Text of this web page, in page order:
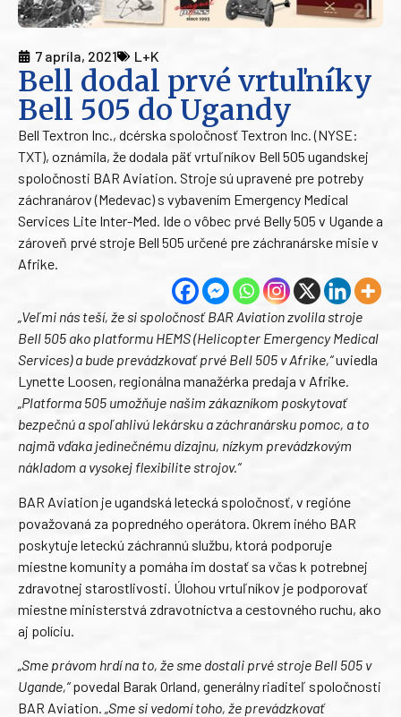
7 apríla, 2021 L+K
Bell dodal prvé vrtuľníky
Bell 505 do Ugandy
Bell Textron Inc., dcérska spoločnosť Textron Inc. (NYSE:
TXT), oznámila, že dodala päť vrtuľníkov Bell 505 ugandskej
spoločnosti BAR Aviation. Stroje sú upravené pre potreby
záchranárov (Medevac) s vybavením Emergency Medical
Services Lite Inter-Med. Ide o vôbec prvé Belly 505 v Ugande a
zároveň prvé stroje Bell 505 určené pre záchranárske misie v
Afrike.
„Veľmi nás teší, že si spoločnosť BAR Aviation zvolila stroje
Bell 505 ako platformu HEMS (Helicopter Emergency Medical
Services) a bude prevádzkovať prvé Bell 505 v Afrike,“uviedla
Lynette Loosen, regionálna manažérka predaja v Afrike.
„Platforma 505 umožňuje našim zákazníkom poskytovať
bezpečnú a spoľahlivú lekársku a záchranársku pomoc, a to
najmä vďaka jedinečnému dizajnu, nízkym prevádzkovým
nákladom a vysokej flexibilite strojov.“
BAR Aviation je ugandská letecká spoločnosť, v regióne
považovaná za popredného operátora. Okrem iného BAR
poskytuje leteckú záchrannú službu, ktorá podporuje
miestne komunity a pomáha im dostať sa včas k potrebnej
zdravotnej starostlivosti. Úlohou vrtuľníkov je podporovať
miestne ministerstvá zdravotníctva a cestovného ruchu, ako
aj políciu.
„Sme právom hrdí na to, že sme dostali prvé stroje Bell 505 v
Ugande,“povedal Barak Orland, generálny riaditeľ spoločnosti
BAR Aviation. „Sme si vedomí toho, že prevádzkovať